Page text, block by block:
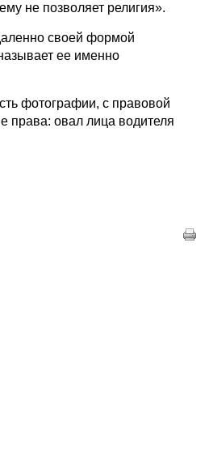
не позволяет религия».
своей формой
ее именно
фотографии, с правовой
права: овал лица водителя